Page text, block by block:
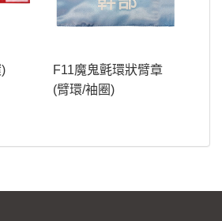
F11魔鬼氈環狀臂章
(臂環/袖圈)